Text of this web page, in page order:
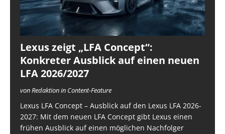
Lexus zeigt „LFA Concept“:
Konkreter Ausblick auf einen neuen
LFA 2026/2027
von Redaktion in Content-Feature
Lexus LFA Concept – Ausblick auf den Lexus LFA 2026-
2027: Mit dem neuen LFA Concept gibt Lexus einen
frühen Ausblick auf einen möglichen Nachfolger